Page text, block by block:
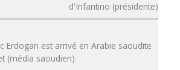
d'Infantino (présidente)
Erdogan est arrivé en Arabie saoudite
(média saoudien)